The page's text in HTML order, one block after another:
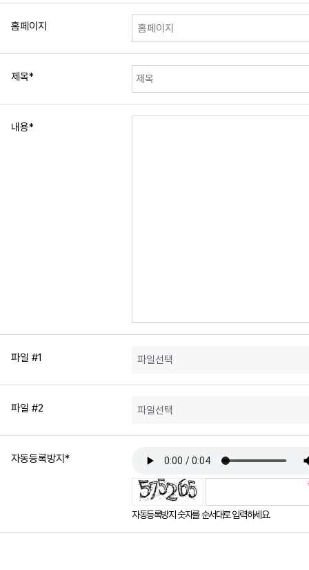
홈페이지
제목*
내용*
파일 #1
파일 #2
자동등록방지 *
자동등록방지 숫자를 순서대로 입력하세요.